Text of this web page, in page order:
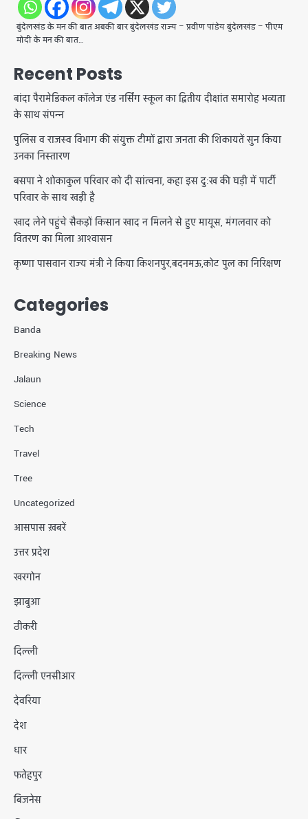
बुंदेलखंड के मन की बात अबकी बार बुंदेलखंड राज्य – प्रवीण पांडेय बुंदेलखंड – पीएम
मोदी के मन की बात…
Recent Posts
बांदा पैरामेडिकल कॉलेज एंड नर्सिंग स्कूल का द्वितीय दीक्षांत समारोह भव्यता
के साथ संपन्न
पुलिस व राजस्व विभाग की संयुक्त टीमों द्वारा जनता की शिकायतें सुन किया
उनका निस्तारण
बसपा ने शोकाकुल परिवार को दी सांत्वना, कहा इस दुःख की घड़ी में पार्टी
परिवार के साथ खड़ी है
खाद लेने पहुंचे सैकड़ों किसान खाद न मिलने से हुए मायूस, मंगलवार को
वितरण का मिला आश्वासन
कृष्णा पासवान राज्य मंत्री ने किया किशनपुर,बदनमऊ,कोट पुल का निरिक्षण
Categories
Banda
Breaking News
Jalaun
Science
Tech
Travel
Tree
Uncategorized
आसपास ख़बरें
उत्तर प्रदेश
खरगोन
झाबुआ
ठीकरी
दिल्ली
दिल्ली एनसीआर
देवरिया
देश
धार
फतेहपुर
बिजनेस